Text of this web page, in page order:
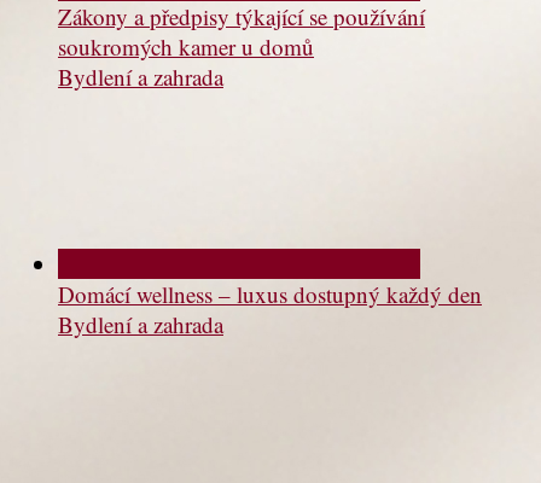
Zákony a předpisy týkající se používání
soukromých kamer u domů
Bydlení a zahrada
Domácí wellness – luxus dostupný každý den
Bydlení a zahrada